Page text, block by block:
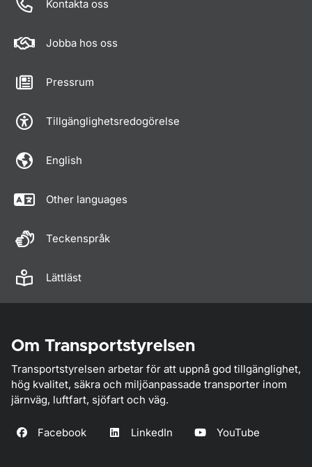
Kontakta oss
Jobba hos oss
Pressrum
Tillgänglighetsredogörelse
English
Other languages
Teckenspråk
Lättläst
Om Transportstyrelsen
Transportstyrelsen arbetar för att uppnå god tillgänglighet,
hög kvalitet, säkra och miljöanpassade transporter inom
järnväg, luftfart, sjöfart och väg.
Facebook LinkedIn YouTube